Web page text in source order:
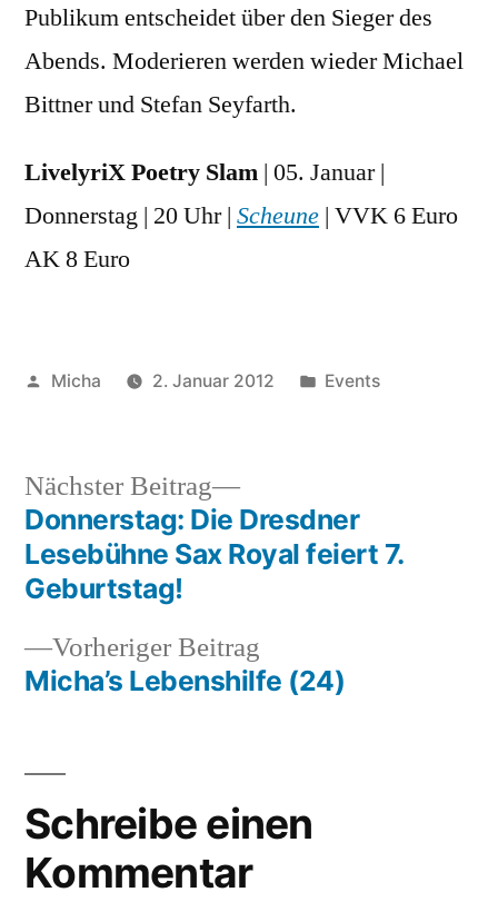
Publikum entscheidet über den Sieger des
Abends. Moderieren werden wieder Michael
Bittner und Stefan Seyfarth.
LivelyriX Poetry Slam | 05. Januar |
Donnerstag | 20 Uhr | Scheune | VVK 6 Euro
AK 8 Euro
Veröffentlicht
Micha 2. Januar 2012
Veröffentlicht
Events
Beitragsnavigation
Vorheriger Beitrag
Beitrag:
Micha’s Lebenshilfe (24)
Nächster Beitrag
Nächster
Beitrag:
Donnerstag: Die Dresdner
Lesebühne Sax Royal feiert 7.
Geburtstag!
Schreibe einen
Kommentar